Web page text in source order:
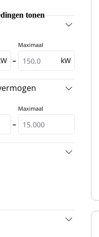
BYD
Energy Solution
BYD
tonen
–
Maximaal
kW
–
Maximaal